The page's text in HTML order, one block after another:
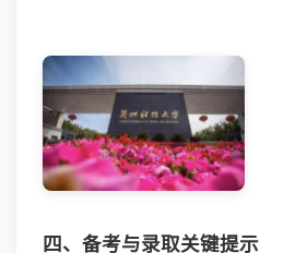
四、备考与录取关键提示